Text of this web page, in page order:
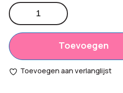
Totaal
opties:
€0,00
Bestelling
€0,00
Voetbal
barbecue
schort
aantal
Toevoegen
Toevoegen aan verlanglijst